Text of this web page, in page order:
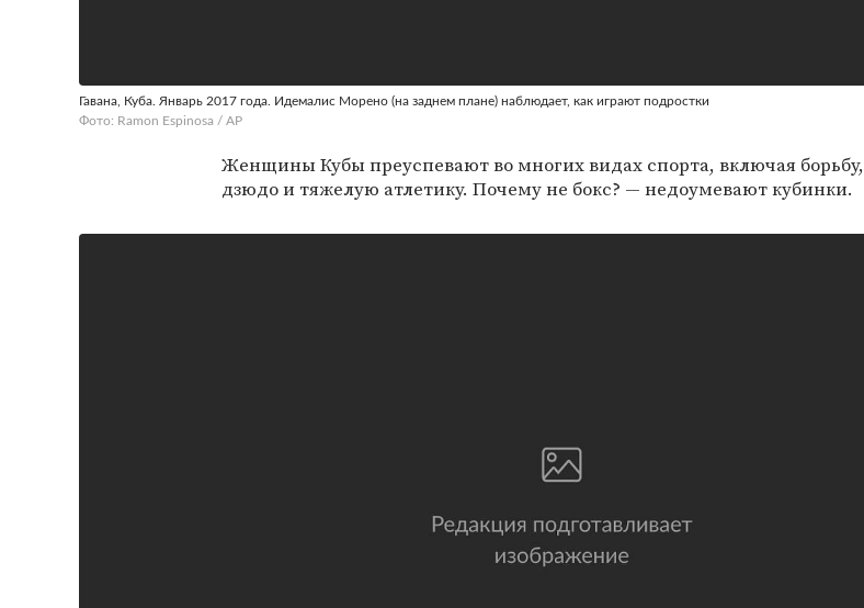
Гавана, Куба. Январь 2017 года. Идемалис Морено (на заднем плане) наблюдает, как играют подростки
Фото: Ramon Espinosa / AP
Женщины Кубы преуспевают во многих видах спорта, включая борьбу,
дзюдо и тяжелую атлетику. Почему не бокс? — недоумевают кубинки.